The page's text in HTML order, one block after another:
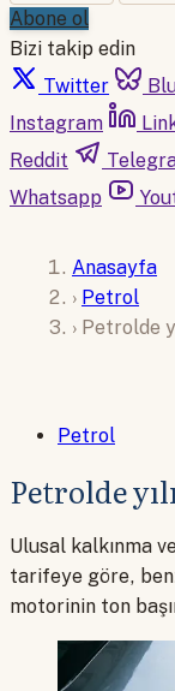
Abone ol
Bizi takip edin
Twitter
Instagram
Reddit
Whatsapp
Anasayfa
› Petrol
› Petrolde
Petrol
Petrolde
Ulusal kalkınma
tarifeye göre,
motorinin ton